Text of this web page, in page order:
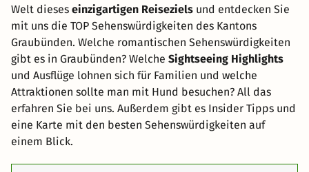
Welt dieses einzigartigen Reiseziels und entdecken Sie
mit uns die TOP Sehenswürdigkeiten des Kantons
Graubünden. Welche romantischen Sehenswürdigkeiten
gibt es in Graubünden? Welche Sightseeing Highlights
und Ausflüge lohnen sich für Familien und welche
Attraktionen sollte man mit Hund besuchen? All das
erfahren Sie bei uns. Außerdem gibt es Insider Tipps und
eine Karte mit den besten Sehenswürdigkeiten auf
einem Blick.